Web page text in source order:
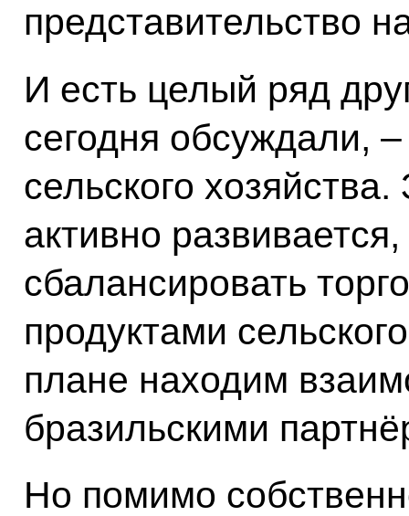
представительство
И есть целый ряд
сегодня обсуждали,
сельского
активно
сбалансировать
продуктами
плане находим
бразильскими
Но помимо